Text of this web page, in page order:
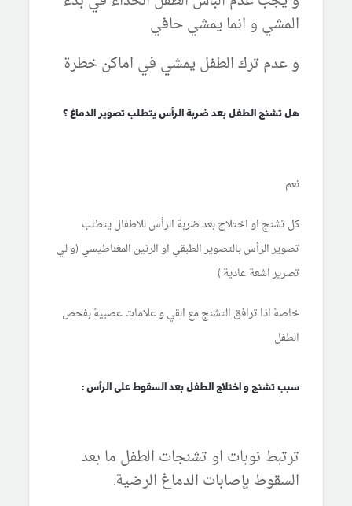
المشي و انما يمشي حافي
و عدم ترك الطفل يمشي في اماكن خطرة
هل تشنج الطفل بعد ضربة الرأس يتطلب تصوير الدماغ ؟
نعم
كل تشنج او اختلاج بعد ضربة الرأس للاطفال يتطلب
تصوير الرأس بالتصوير الطبقي او الرنين المغناطيسي (و لي
تصرير اشعة عادية )
خاصة اذا ترافق التشنج مع القي و علامات عصبية بفحص
الطفل
سبب تشنج و اختلاج الطفل بعد السقوط على الرأس :
ترتبط نوبات او تشنجات الطفل ما بعد
السقوط بإصابات الدماغ الرضية.